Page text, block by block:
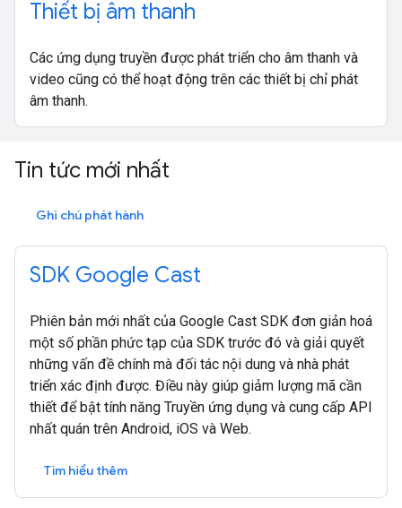
Thiết bị âm thanh
Các ứng dụng truyền được phát triển cho âm thanh và
video cũng có thể hoạt động trên các thiết bị chỉ phát
âm thanh.
Tin tức mới nhất
Ghi chú phát hành
SDK Google Cast
Phiên bản mới nhất của Google Cast SDK đơn giản hoá
một số phần phức tạp của SDK trước đó và giải quyết
những vấn đề chính mà đối tác nội dung và nhà phát
triển xác định được. Điều này giúp giảm lượng mã cần
thiết để bật tính năng Truyền ứng dụng và cung cấp API
nhất quán trên Android, iOS và Web.
Tìm hiểu thêm